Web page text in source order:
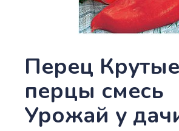
Перец Крутые
перцы смесь
Урожай у